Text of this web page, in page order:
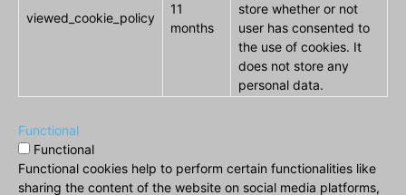
viewed_cookie_policy
11
months
store whether or not
user has consented to
the use of cookies. It
does not store any
personal data.
Functional
Functional
Functional cookies help to perform certain functionalities like
sharing the content of the website on social media platforms,